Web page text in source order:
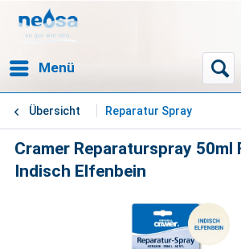
Menü
Übersicht Reparatur Spray
Cramer Reparaturspray 50ml
Indisch Elfenbein